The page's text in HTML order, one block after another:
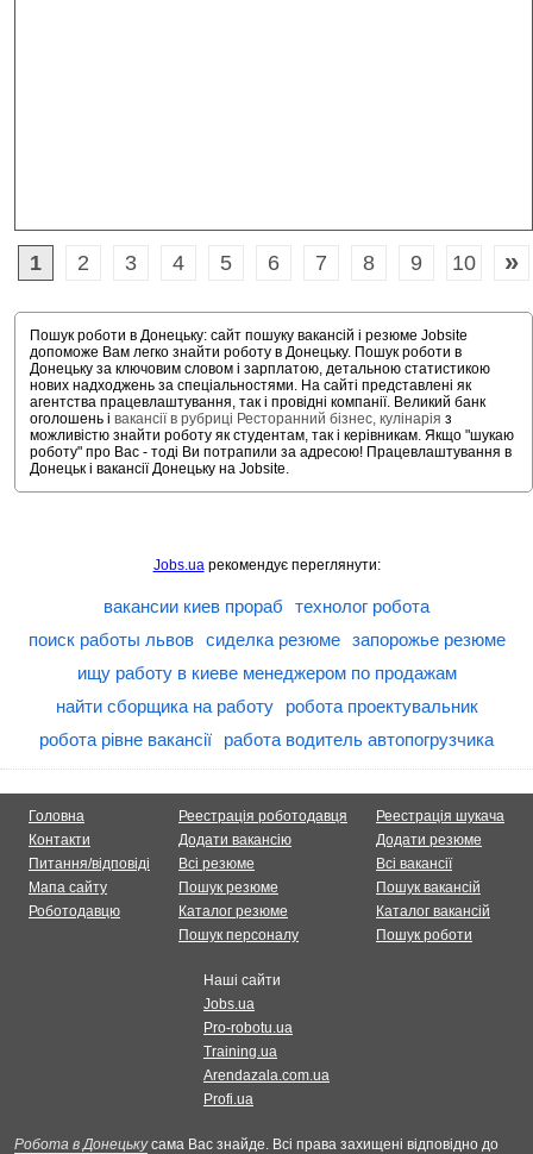
1 2 3 4 5 6 7 8 9 10 »
Пошук роботи в Донецьку: сайт пошуку вакансій і резюме Jobsite
допоможе Вам легко знайти роботу в Донецьку. Пошук роботи в
Донецьку за ключовим словом і зарплатою, детальною статистикою
нових надходжень за спеціальностями. На сайті представлені як
агентства працевлаштування, так і провідні компанії. Великий банк
оголошень і вакансії в рубриці Ресторанний бізнес, кулінарія з
можливістю знайти роботу як студентам, так і керівникам. Якщо "шукаю
роботу" про Вас - тоді Ви потрапили за адресою! Працевлаштування в
Донецьк і вакансії Донецьку на Jobsite.
Jobs.uaрекомендує переглянути:
вакансии киев прораб
технолог робота
поиск работы львов
сиделка резюме
запорожье резюме
ищу работу в киеве менеджером по продажам
найти сборщика на работу
робота проектувальник
робота рівне вакансії
работа водитель автопогрузчика
Головна
Контакти
Питання/відповіді
Мапа сайту
Роботодавцю
Реестрація роботодавця
Додати вакансію
Всі резюме
Пошук резюме
Каталог резюме
Пошук персоналу
Реестрація шукача
Додати резюме
Всі вакансії
Пошук вакансій
Каталог вакансій
Пошук роботи
Наші сайти
Jobs.ua
Pro-robotu.ua
Training.ua
Arendazala.com.ua
Profi.ua
Робота в Донецькусама Вас знайде. Всі права захищені відповідно до